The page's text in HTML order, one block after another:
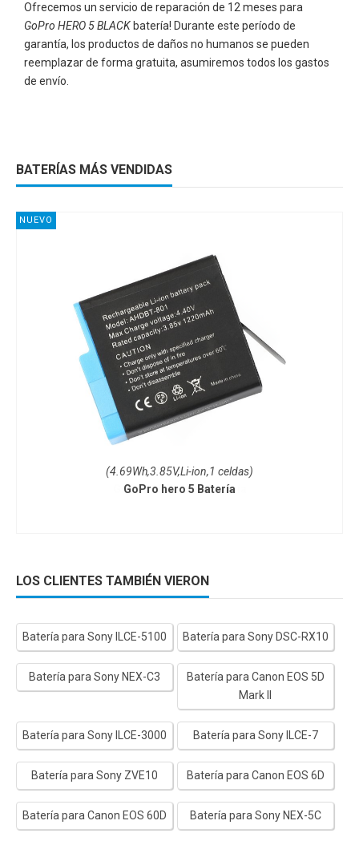
Ofrecemos un servicio de reparación de 12 meses para
GoPro HERO 5 BLACK batería! Durante este período de
garantía, los productos de daños no humanos se pueden
reemplazar de forma gratuita, asumiremos todos los gastos
de envío.
BATERÍAS MÁS VENDIDAS
NUEVO
(4.69Wh,3.85V,Li-ion,1 celdas)
GoPro hero 5 Batería
LOS CLIENTES TAMBIÉN VIERON
Batería para Sony ILCE-5100 Batería para Sony DSC-RX10
Batería para Sony NEX-C3
Batería para Canon EOS 5D
Mark II
Batería para Sony ILCE-3000 Batería para Sony ILCE-7
Batería para Sony ZVE10 Batería para Canon EOS 6D
Batería para Canon EOS 60D Batería para Sony NEX-5C